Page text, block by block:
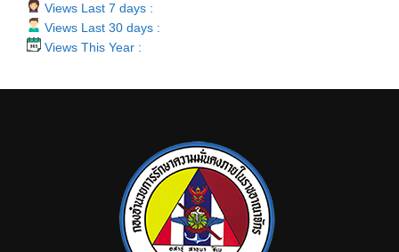
Views Last 7 days :
Views Last 30 days :
Views This Year :